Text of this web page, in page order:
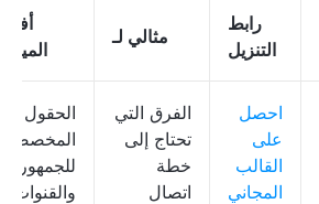
رابط
التنزيل
مثالي لـ
احصل
على
القالب
المجاني
الفرق التي
تحتاج إلى
خطة
اتصال
الحقول
المخصصة
للجمهور
والقنوات،